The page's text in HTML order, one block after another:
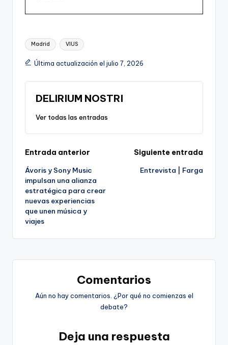
Etiquetas:
Madrid VIUS
Última actualización el julio 7, 2026
DELIRIUM NOSTRI
Ver todas las entradas
Navegación
de
entradas
Entrada anterior
Ávoris y Sony Music
impulsan una alianza
estratégica para crear
nuevas experiencias
que unen música y
viajes
Siguiente entrada
Entrevista | Farga
Comentarios
Aún no hay comentarios. ¿Por qué no comienzas el
debate?
Deja una respuesta